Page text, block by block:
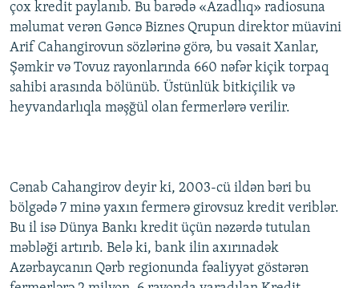
VIDEO
FOTOQALEREYA
İNFOQRAFIKA
RADIO ARXIV
OXU ZALI
AZƏRBAYCAN ƏDƏBIYYATI KITABXANASI
İSLAM VƏ DEMOKRATIYA
HAQQIMIZDA
MISSIYAMIZ
PEŞƏ ETIKASI VƏ JURNALISTIKA STANDARTLARIMIZ
BIZIMLƏ ƏLAQƏ
XƏBƏR BÜLLETENLƏRIMIZ
BIZI IZLƏ
RFE/RL-in bütün saytları
çox kredit paylanıb. Bu barədə «Azadlıq» radiosuna
məlumat verən Gəncə Biznes Qrupun direktor müavini
Arif Cahangirovun sözlərinə görə, bu vəsait Xanlar,
Şəmkir və Tovuz rayonlarında 660 nəfər kiçik torpaq
sahibi arasında bölünüb. Üstünlük bitkiçilik və
heyvandarlıqla məşğül olan fermerlərə verilir.
Cənab Cahangirov deyir ki, 2003-cü ildən bəri bu
bölgədə 7 minə yaxın fermerə girovsuz kredit veriblər.
Bu il isə Dünya Bankı kredit üçün nəzərdə tutulan
məbləği artırıb. Belə ki, bank ilin axırınadək
Azərbaycanın Qərb regionunda fəaliyyət göstərən